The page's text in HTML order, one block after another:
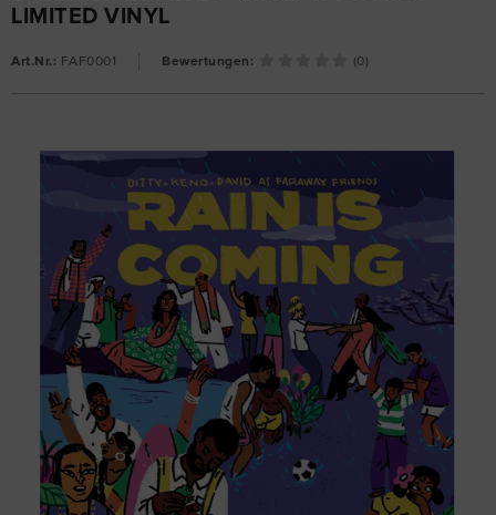
LIMITED VINYL
Art.Nr.: FAF0001 Bewertungen: (0)